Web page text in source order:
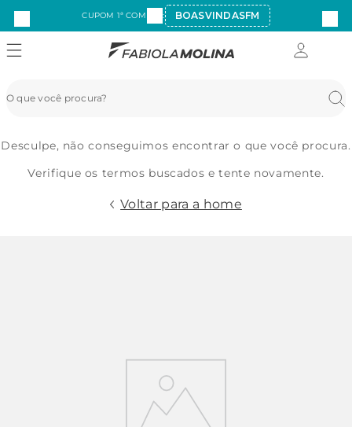
CUPOM 1ª COMPRA: BOASVINDASFM
Desculpe, não conseguimos encontrar o que você procura.
Verifique os termos buscados e tente novamente.
Voltar para a home